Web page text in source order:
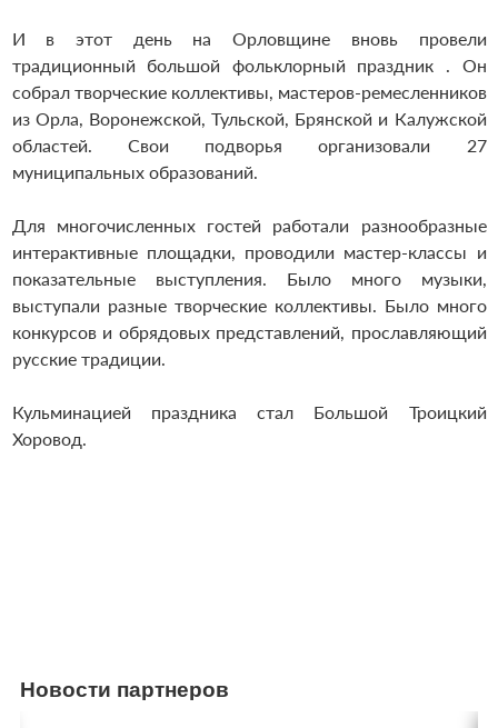
И в этот день на Орловщине вновь провели
традиционный большой фольклорный праздник . Он
собрал творческие коллективы, мастеров-ремесленников
из Орла, Воронежской, Тульской, Брянской и Калужской
областей. Свои подворья организовали 27
муниципальных образований.
Для многочисленных гостей работали разнообразные
интерактивные площадки, проводили мастер-классы и
показательные выступления. Было много музыки,
выступали разные творческие коллективы. Было много
конкурсов и обрядовых представлений, прославляющий
русские традиции.
Кульминацией праздника стал Большой Троицкий
Хоровод.
Новости партнеров